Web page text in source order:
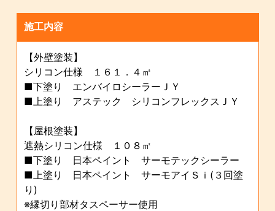
施工内容
【外壁塗装】
シリコン仕様 １６１．４㎡
■下塗り エンバイロシーラーＪＹ
■上塗り アステック シリコンフレックスＪＹ
【屋根塗装】
遮熱シリコン仕様 １０８㎡
■下塗り 日本ペイント サーモテックシーラー
■上塗り 日本ペイント サーモアイＳｉ(３回塗
り)
※縁切り部材タスペーサー使用